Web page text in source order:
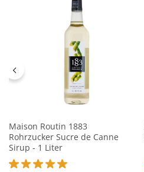
Maison Routin 1883
Rohrzucker Sucre de Canne
Sirup - 1 Liter